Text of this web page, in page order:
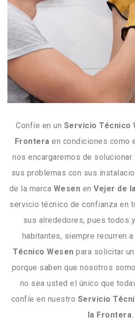
Confíe en un Servicio Técnico
Frontera en condiciones como
nos encargaremos de solucionar
sus problemas con sus
de la marca Wesen en Vejer de
servicio técnico de confianza en
sus alrededores, pues todos
habitantes, siempre recurren
Técnico Wesen para solicitar
porque saben que nosotros
no sea usted el único que
confíe en nuestro Servicio
la Frontera